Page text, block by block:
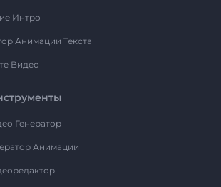
Интро
Анимации Текста
Видео
Генератор
Анимации